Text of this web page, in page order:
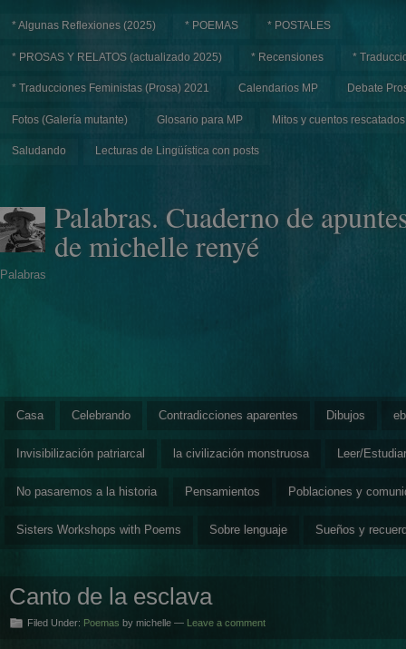
* Algunas Reflexiones (2025) * POEMAS * POSTALES
* PROSAS Y RELATOS (actualizado 2025) * Recensiones *
* Traducciones Feministas (Prosa) 2021 Calendarios MP Debate
Fotos (Galería mutante) Glosario para MP Mitos y cuentos rescatados
Saludando Lecturas de Lingüística con posts
Palabras. Cuaderno de
de michelle renyé
Palabras
Casa Celebrando Contradicciones aparentes Dibujos
Invisibilización patriarcal la civilización monstruosa Leer/Estudiar
No pasaremos a la historia Pensamientos Poblaciones y
Sisters Workshops with Poems Sobre lenguaje Sueños y
Canto de la esclava
Filed Under: Poemas by michelle — Leave a comment